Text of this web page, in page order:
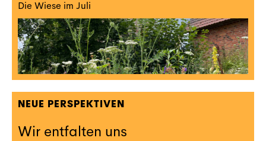
Die Wiese im Juli
NEUE PERSPEKTIVEN
Wir entfalten uns